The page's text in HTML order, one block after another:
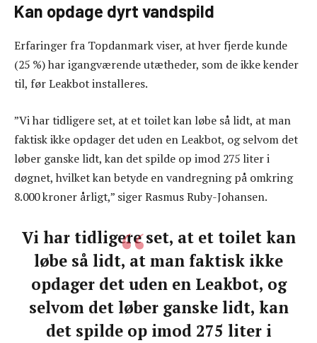
Kan opdage dyrt vandspild
Erfaringer fra Topdanmark viser, at hver fjerde kunde
(25 %) har igangværende utætheder, som de ikke kender
til, før Leakbot installeres.
”Vi har tidligere set, at et toilet kan løbe så lidt, at man
faktisk ikke opdager det uden en Leakbot, og selvom det
løber ganske lidt, kan det spilde op imod 275 liter i
døgnet, hvilket kan betyde en vandregning på omkring
8.000 kroner årligt,” siger Rasmus Ruby-Johansen.
Vi har tidligere set, at et toilet kan
løbe så lidt, at man faktisk ikke
opdager det uden en Leakbot, og
selvom det løber ganske lidt, kan
det spilde op imod 275 liter i